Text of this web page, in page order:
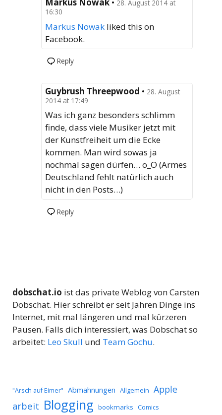
28. August 2014 at
16:30
Markus Nowak liked this on
Facebook.
Reply
Guybrush Threepwood • 28. August
2014 at 17:49
Was ich ganz besonders schlimm
finde, dass viele Musiker jetzt mit
der Kunstfreiheit um die Ecke
kommen. Man wird sowas ja
nochmal sagen dürfen… o_O (Armes
Deutschland fehlt natürlich auch
nicht in den Posts…)
Reply
dobschat.io ist das private Weblog von Carsten
Dobschat. Hier schreibt er seit Jahren Dinge ins
Internet, mit mal längeren und mal kürzeren
Pausen. Falls dich interessiert, was Dobschat so
arbeitet: Leo Skull und Team Gochu.
"Arsch auf Eimer" Abmahnungen Allgemein Apple
arbeit Blogging bookmarks Comics